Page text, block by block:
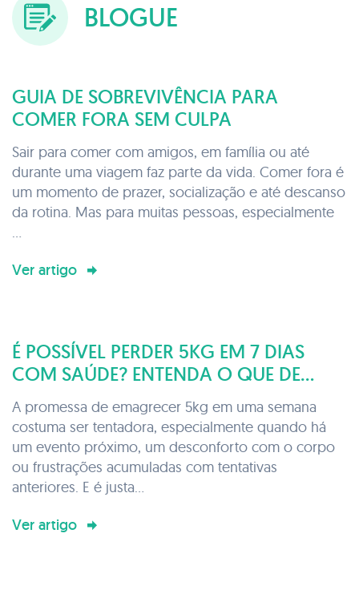
BLOGUE
GUIA DE SOBREVIVÊNCIA PARA
COMER FORA SEM CULPA
Sair para comer com amigos, em família ou até
durante uma viagem faz parte da vida. Comer fora é
um momento de prazer, socialização e até descanso
da rotina. Mas para muitas pessoas, especialmente
Ver artigo
É POSSÍVEL PERDER 5KG EM 7 DIAS
COM SAÚDE? ENTENDA O QUE DE
FATO FUNCIONA E O QUE PODE
COLOCAR SUA SAÚDE EM RISCO
A promessa de emagrecer 5kg em uma semana
costuma ser tentadora, especialmente quando há
um evento próximo, um desconforto com o corpo
ou frustrações acumuladas com tentativas
anteriores. E é justa...
Ver artigo